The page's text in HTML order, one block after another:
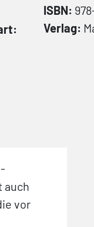
ISBN:
Verlag:
auch
vor